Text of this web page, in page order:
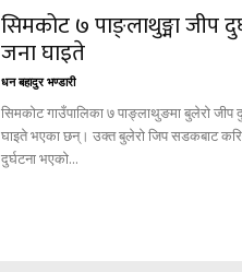
सिमकोट ७ पाङ्लाथुङ्मा जीप
जना घाइते
धन बहादुर भण्डारी
सिमकोट गाउँपालिका ७ पाङ्लाथुङमा बुलेरो जीप
घाइते भएका छन्। उक्त बुलेरो जिप सडकबाट
दुर्घटना भएको...